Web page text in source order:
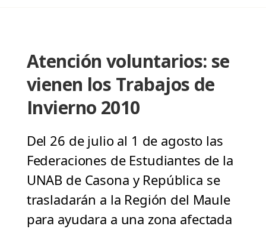
Atención voluntarios: se
vienen los Trabajos de
Invierno 2010
Del 26 de julio al 1 de agosto las
Federaciones de Estudiantes de la
UNAB de Casona y República se
trasladarán a la Región del Maule
para ayudara a una zona afectada